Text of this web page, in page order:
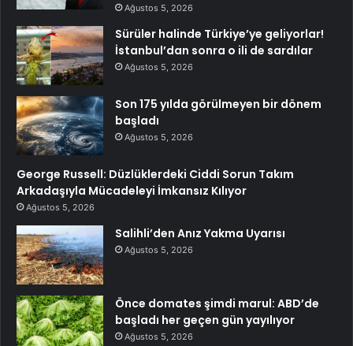
Ağustos 5, 2026
Sürüler halinde Türkiye’ye geliyorlar!
İstanbul’dan sonra o ili de sardılar
Ağustos 5, 2026
Son 175 yılda görülmeyen bir dönem
başladı
Ağustos 5, 2026
George Russell: Düzlüklerdeki Ciddi Sorun Takım
Arkadaşıyla Mücadeleyi İmkansız Kılıyor
Ağustos 5, 2026
Salihli’den Anız Yakma Uyarısı
Ağustos 5, 2026
Önce domates şimdi marul: ABD’de
başladı her geçen gün yayılıyor
Ağustos 5, 2026